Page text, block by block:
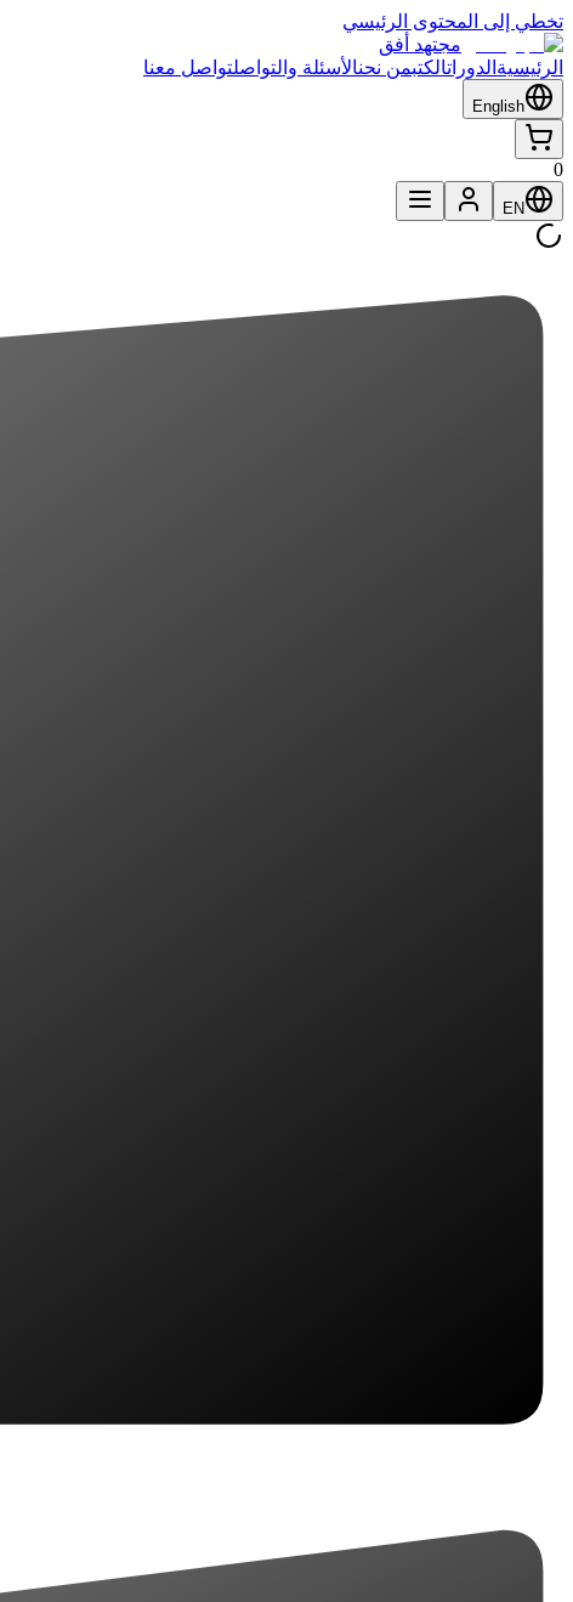
تخطي إلى المحتوى الرئيسي
مجتهد أفق
الرئيسية الدوراتالكتبمن نحنالأسئلة والتواصلتواصل معنا
English
0
EN